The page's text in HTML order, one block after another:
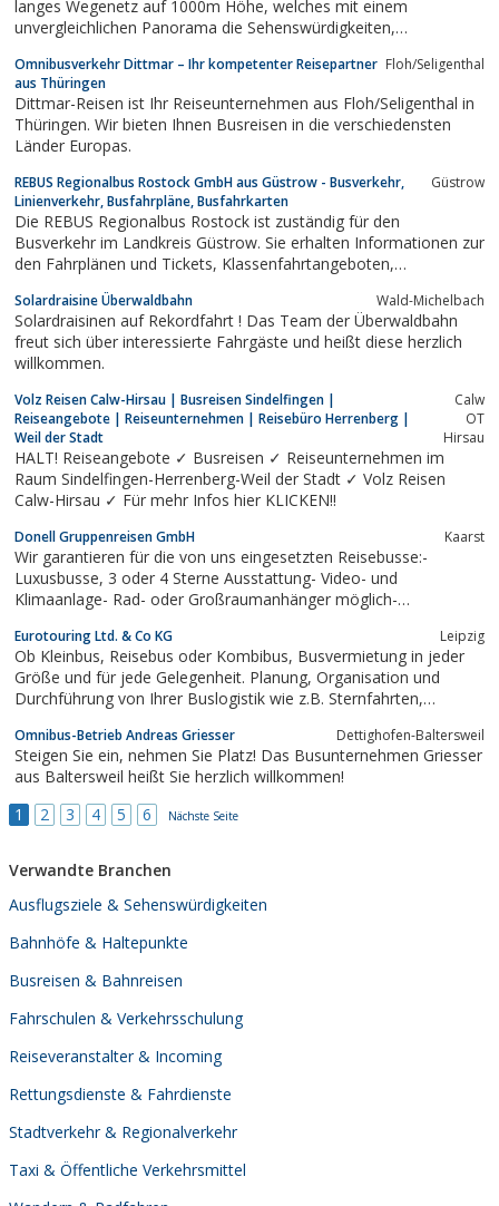
langes Wegenetz auf 1000m Höhe, welches mit einem
unvergleichlichen Panorama die Sehenswürdigkeiten,
Freizeitangebot verbindet.
Omnibusverkehr Dittmar – Ihr kompetenter Reisepartner
aus Thüringen
Floh/Seligenthal
Dittmar-Reisen ist Ihr Reiseunternehmen aus Floh/Seligenthal in
Thüringen. Wir bieten Ihnen Busreisen in die verschiedensten
Länder Europas.
REBUS Regionalbus Rostock GmbH aus Güstrow - Busverkehr,
Linienverkehr, Busfahrpläne, Busfahrkarten
Güstrow
Die REBUS Regionalbus Rostock ist zuständig für den
Busverkehr im Landkreis Güstrow. Sie erhalten Informationen zur
den Fahrplänen und Tickets, Klassenfahrtangeboten,
GmbH
Solardraisine Überwaldbahn Wald-Michelbach
Solardraisinen auf Rekordfahrt ! Das Team der Überwaldbahn
freut sich über interessierte Fahrgäste und heißt diese herzlich
willkommen.
Volz Reisen Calw-Hirsau | Busreisen Sindelfingen |
Reiseangebote | Reiseunternehmen | Reisebüro Herrenberg |
Weil der Stadt
Calw
OT
Hirsau
HALT! Reiseangebote ✓ Busreisen ✓ Reiseunternehmen im
Raum Sindelfingen-Herrenberg-Weil der Stadt ✓ Volz Reisen
Calw-Hirsau ✓ Für mehr Infos hier KLICKEN!!
Donell Gruppenreisen GmbH Kaarst
Wir garantieren für die von uns eingesetzten Reisebusse:-
Luxusbusse, 3 oder 4 Sterne Ausstattung- Video- und
Klimaanlage- Rad- oder Großraumanhänger möglich-
freundliches Personal- Festpreise- ökologische Pendelpreise-
Fachkompetente BeratungUnser Fuhrpark...
Eurotouring Ltd. & Co KG Leipzig
Ob Kleinbus, Reisebus oder Kombibus, Busvermietung in jeder
Größe und für jede Gelegenheit. Planung, Organisation und
Durchführung von Ihrer Buslogistik wie z.B. Sternfahrten,
Omnibus-Betrieb Andreas Griesser Dettighofen-Baltersweil
Steigen Sie ein, nehmen Sie Platz! Das Busunternehmen Griesser
aus Baltersweil heißt Sie herzlich willkommen!
1
2 3 4 5 6 Nächste Seite
Verwandte Branchen
Ausflugsziele & Sehenswürdigkeiten
Bahnhöfe & Haltepunkte
Busreisen & Bahnreisen
Fahrschulen & Verkehrsschulung
Reiseveranstalter & Incoming
Rettungsdienste & Fahrdienste
Stadtverkehr & Regionalverkehr
Taxi & Öffentliche Verkehrsmittel